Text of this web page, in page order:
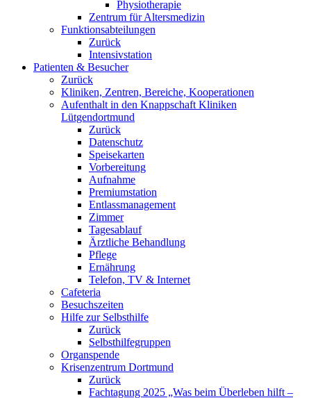
Physiotherapie
Zentrum für Altersmedizin
Funktionsabteilungen
Zurück
Intensivstation
Patienten & Besucher
Zurück
Kliniken, Zentren, Bereiche, Kooperationen
Aufenthalt in den Knappschaft Kliniken
Lütgendortmund
Zurück
Datenschutz
Speisekarten
Vorbereitung
Aufnahme
Premiumstation
Entlassmanagement
Zimmer
Tagesablauf
Ärztliche Behandlung
Pflege
Ernährung
Telefon, TV & Internet
Cafeteria
Besuchszeiten
Hilfe zur Selbsthilfe
Zurück
Selbsthilfegruppen
Organspende
Krisenzentrum Dortmund
Zurück
Fachtagung 2025 „Was beim Überleben hilft –